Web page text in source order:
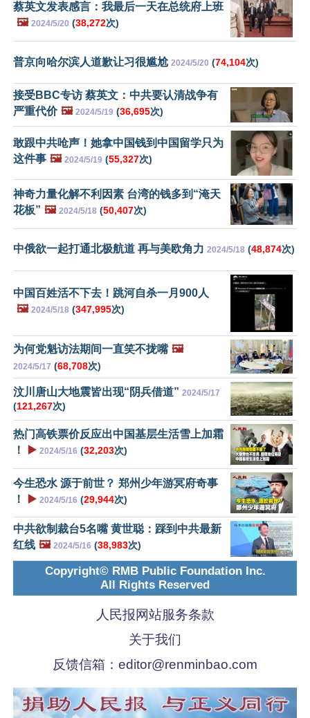
蔡英文发表感言：我最后一天在总统府上班
🖼️ 2024/5/20 (38,272次)
普京向哈尔滨人道歉让习很尴尬 2024/5/20 (74,104次)
接受BBC专访 蔡英文：中共要认清战争有
严重代价 🖼️ 2024/5/19 (36,695次)
敢跟中共呛声！她拿中国钱到中国留学只为
这件事 🖼️ 2024/5/19 (55,327次)
神奇力量化解不利因素 台湾的钱多到“淹天
花板” 🖼️ 2024/5/18 (50,407次)
中俄欲一起打通北极航道 再与美欧角力 2024/5/18 (48,874次)
中国百姓活不下去！跳河自杀一月900人
🖼️ 2024/5/18 (347,995次)
为何党魁访法期间一直笑不拢嘴 🖼️
2024/5/17 (68,708次)
汶川唐山大地震皆出现“阴兵借道” 2024/5/17
(121,267次)
热门高铁票价反应出中国基层生活雪上加霜
！
▶️ 2024/5/16 (32,203次)
今生恐水 源于前世？ 郑州少年游冥府奇事
！
▶️ 2024/5/16 (29,944次)
中共欲制裁台5名嘴 黄世聪：踩到中共最新
红线 🖼️ 2024/5/16 (38,983次)
Copyright© RMB Public Foundation Inc.
All Rights Reserved
人民报网站服务条款
关于我们
反馈信箱： editor@renminbao.com